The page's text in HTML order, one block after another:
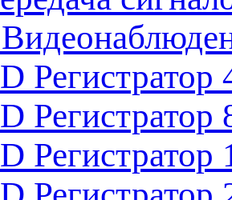
Регистратор
Регистратор
Регистратор